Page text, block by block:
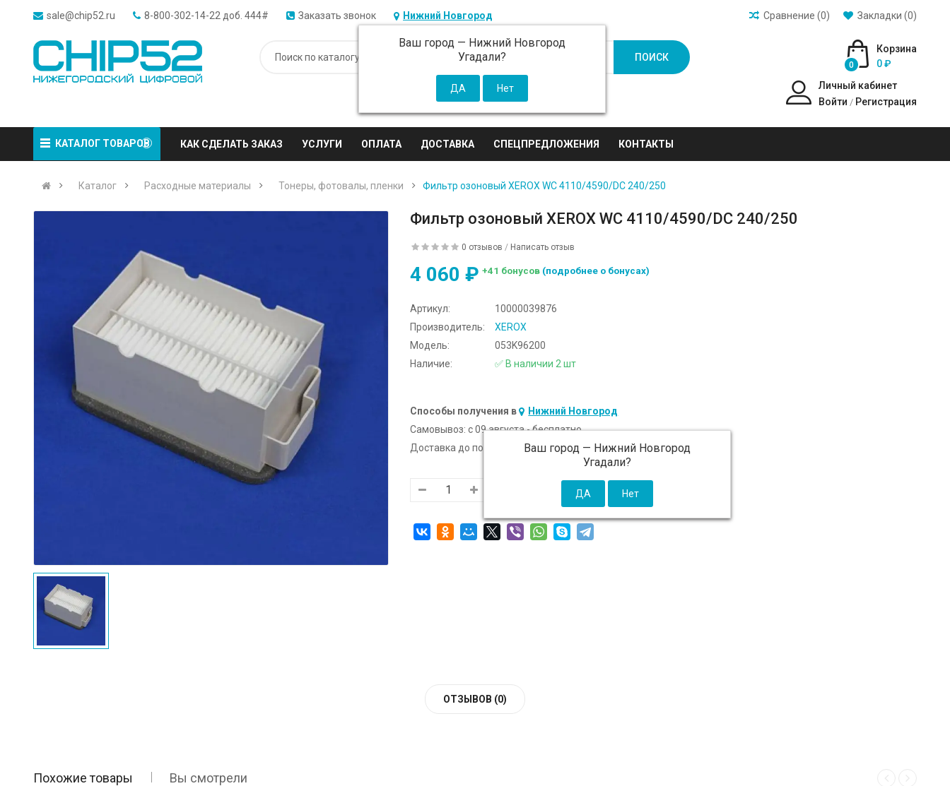
sale@chip52.ru 8-800-302-14-22 доб. 444# Заказать звонок Нижний Новгород
Ваш город — Нижний Новгород
Угадали?
Закладки (0)
Сравнение (0)
ПОИСК
Корзина
0
0 ₽
Личный кабинет
Войти / Регистрация
КАТАЛОГ ТОВАРОВ КАК СДЕЛАТЬ ЗАКАЗ УСЛУГИ ОПЛАТА ДОСТАВКА СПЕЦПРЕДЛОЖЕНИЯ КОНТАКТЫ
Каталог Расходные материалы Тонеры, фотовалы, пленки Фильтр озоновый XEROX WC 4110/4590/DC 240/250
Фильтр озоновый XEROX WC 4110/4590/DC 240/250
0 отзывов / Написать отзыв
4 060 ₽ +41 бонусов (подробнее о бонусах)
Артикул:
10000039876
Производитель:
XEROX
Модель:
053K96200
Наличие:
✅ В наличии 2 шт
Способы получения в Нижний Новгород
Ваш город — Нижний Новгород
Угадали?
Самовывоз: c 09 августа - бесплатно
Доставка до подъезда:
c 09 августа - 300 ₽ (от 5 000 ₽ бесплатно)
ОТЗЫВОВ (0)
Похожие товары Вы смотрели